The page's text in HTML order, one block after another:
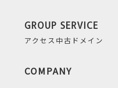
GROUP SERVICE
アクセス中古ドメイン
COMPANY